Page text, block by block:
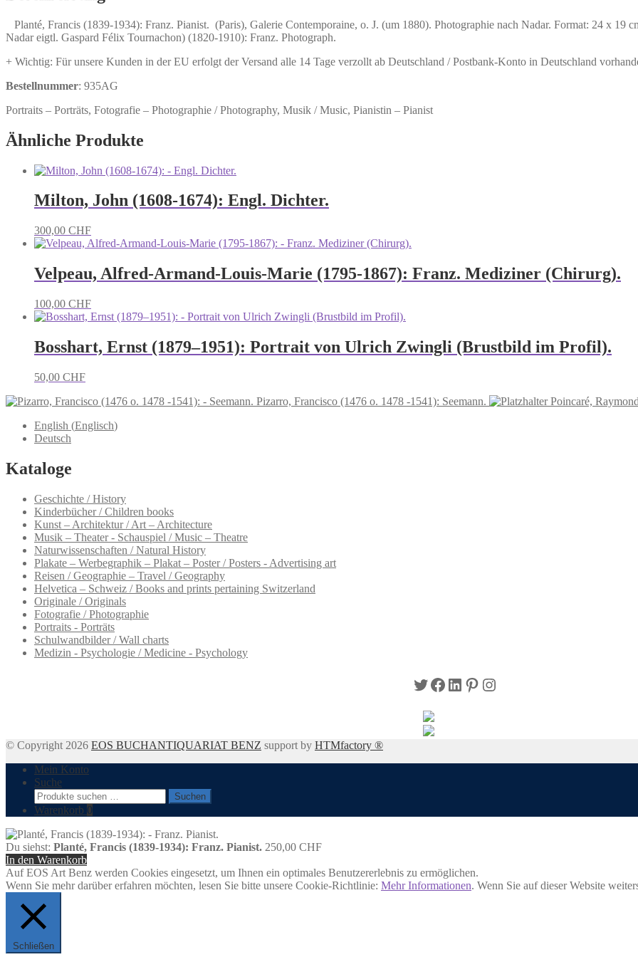
Planté, Francis (1839-1934): Franz. Pianist. (Paris), Galerie Contemporaine, o. J. (um 1880). Photographie nach Nadar. Format: 24 x 19
Nadar eigtl. Gaspard Félix Tournachon) (1820-1910): Franz. Photograph.
+ Wichtig: Für unsere Kunden in der EU erfolgt der Versand alle 14 Tage verzollt ab Deutschland / Postbank-Konto in Deutschland
Bestellnummer: 935AG
Portraits – Porträts, Fotografie – Photographie / Photography, Musik / Music, Pianistin – Pianist
Ähnliche Produkte
Milton, John (1608-1674): Engl. Dichter.
300,00 CHF
Velpeau, Alfred-Armand-Louis-Marie (1795-1867): Franz. Mediziner (Chirurg).
100,00 CHF
Bosshart, Ernst (1879–1951): Portrait von Ulrich Zwingli (Brustbild im Profil).
50,00 CHF
Pizarro, Francisco (1476 o. 1478 -1541): Seemann.
Poincaré,
English (Englisch)
Deutsch
Kataloge
Geschichte / History
Kinderbücher / Children books
Kunst – Architektur / Art – Architecture
Musik – Theater - Schauspiel / Music – Theatre
Naturwissenschaften / Natural History
Plakate – Werbegraphik – Plakat – Poster / Posters - Advertising art
Reisen / Geographie – Travel / Geography
Helvetica – Schweiz / Books and prints pertaining Switzerland
Originale / Originals
Fotografie / Photographie
Portraits - Porträts
Schulwandbilder / Wall charts
Medizin - Psychologie / Medicine - Psychology
Twitter
Facebook
LinkedIn
Pinterest
Instagram
© Copyright 2026 EOS BUCHANTIQUARIAT BENZ support by HTMfactory ®
Mein Konto
Suche
Suchen
nach:
Suchen
Warenkorb 0
Du siehst: Planté, Francis (1839-1934): Franz. Pianist. 250,00 CHF
In den Warenkorb
Auf EOS Art Benz werden Cookies eingesetzt, um Ihnen ein optimales Benutzererlebnis zu ermöglichen.
Wenn Sie mehr darüber erfahren möchten, lesen Sie bitte unsere Cookie-Richtlinie: Mehr Informationen. Wenn Sie auf dieser Website
Schließen